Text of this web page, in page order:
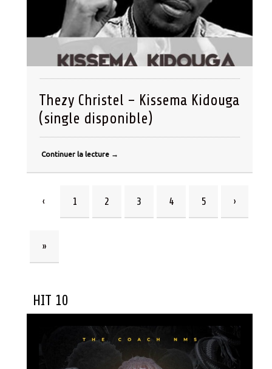
Thezy Christel – Kissema Kidouga
(single disponible)
Continuer la lecture →
‹ 1 2 3 4 5 ›
»
HIT 10